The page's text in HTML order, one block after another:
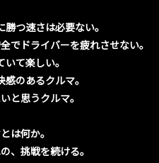
つ速さは必要ない。
でドライバーを疲れさせない。
て楽しい。
のあるクルマ。
と思うクルマ。
は何か。
、挑戦を続ける。